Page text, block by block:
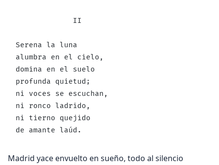
             II
Serena la luna
alumbra en el cielo,
domina en el suelo
profunda quietud;
ni voces se escuchan,
ni ronco ladrido,
ni tierno quejido
de amante laúd.
Madrid yace envuelto en sueño, todo al silencio